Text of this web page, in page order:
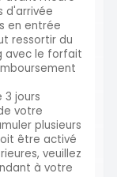
d'arrivée
en entrée
ressortir du
avec le forfait
3 jours
votre
plusieurs
être activé
veuillez
à votre